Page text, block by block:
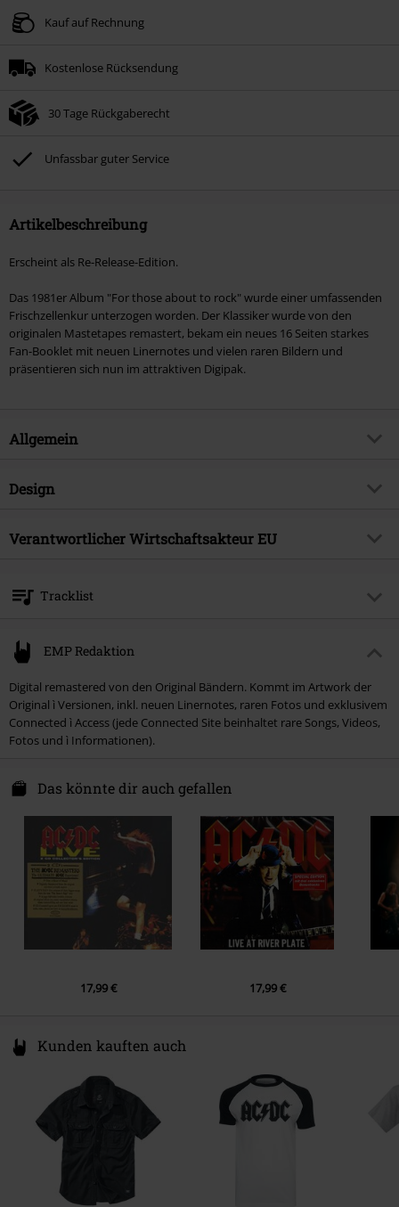
Kauf auf Rechnung
Kostenlose Rücksendung
30 Tage Rückgaberecht
Unfassbar guter Service
Artikelbeschreibung
Erscheint als Re-Release-Edition.
Das 1981er Album "For those about to rock" wurde einer umfassenden
Frischzellenkur unterzogen worden. Der Klassiker wurde von den
originalen Mastetapes remastert, bekam ein neues 16 Seiten starkes
Fan-Booklet mit neuen Linernotes und vielen raren Bildern und
präsentieren sich nun im attraktiven Digipak.
Allgemein
Artikelnummer:
Musikgenre
Hardrock
Produktthema
Erscheinungsdatum
Design
Produkt-Typ
CD
Verantwortlicher Wirtschaftsakteur EU
Balanstraße 73 // Haus 31
81541 München
kontakt@sonymusic.com
Tracklist
1.
2. I Put The Finger On You
3. Let's Get It Up
4. Inject The Venom
6.
C.O.D.
Breaking The Rules
Night Of The Long Knives
Spellbound
EMP Redaktion
Digital remastered von den Original Bändern. Kommt im Artwork der
Original ì Versionen, inkl. neuen Linernotes, raren Fotos und exklusivem
Connected ì Access (jede Connected Site beinhaltet rare Songs, Videos,
Fotos und ì Informationen).
Das könnte dir auch gefallen
17,99 € 17,99 €
Kunden kauften auch